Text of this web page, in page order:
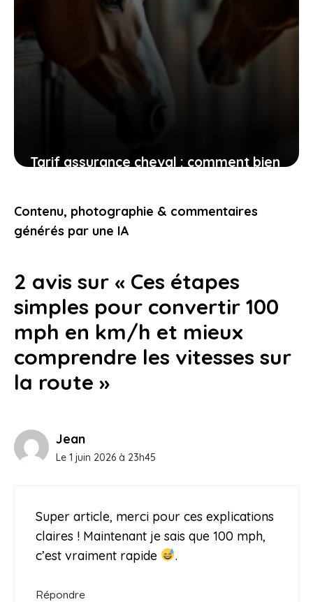
Tarif assurance cheval : comment bien
protection à votre animal
1 juin 2026
Contenu, photographie & commentaires
générés par une IA
2 avis sur « Ces étapes
simples pour convertir 100
mph en km/h et mieux
comprendre les vitesses sur
la route »
Jean
Le 1 juin 2026 à 23h45
Super article, merci pour ces explications
claires ! Maintenant je sais que 100 mph,
c’est vraiment rapide
.
Répondre